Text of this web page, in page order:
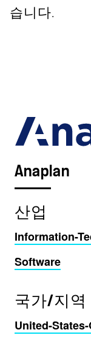
습니다.
Anaplan
산업
Information-
Software
국가/지역
United-